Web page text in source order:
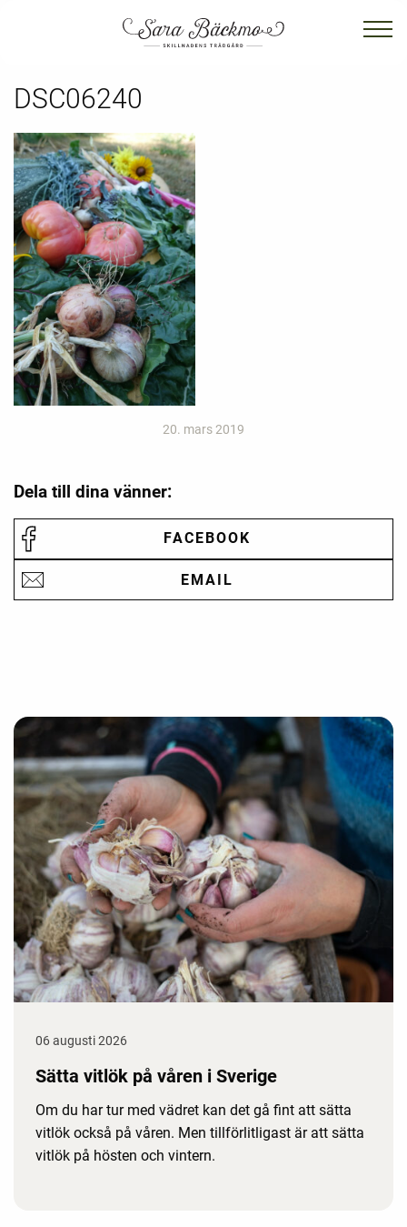
DSC06240
20. mars 2019
Dela till dina vänner:
FACEBOOK
EMAIL
06 augusti 2026
Sätta vitlök på våren i Sverige
Om du har tur med vädret kan det gå fint att sätta
vitlök också på våren. Men tillförlitligast är att sätta
vitlök på hösten och vintern.